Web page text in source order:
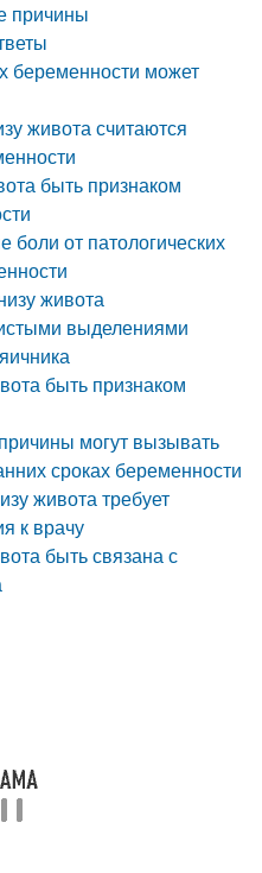
причины
беременности может
живота считаются
быть признаком
боли от патологических
живота
выделениями
быть признаком
могут вызывать
сроках беременности
живота требует
к врачу
быть связана с